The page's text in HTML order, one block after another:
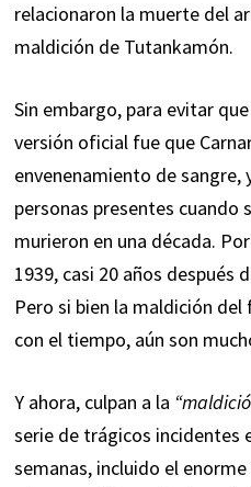
relacionaron la muerte del
maldición de Tutankamón.
Sin embargo, para evitar
versión oficial fue que
envenenamiento de sangre,
personas presentes cuando
murieron en una década.
1939, casi 20 años después
Pero si bien la maldición
con el tiempo, aún son
Y ahora, culpan a la
serie de trágicos incidentes
semanas, incluido el